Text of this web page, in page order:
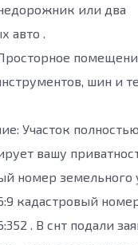
или два
авто .
шин и
Участок
вашу
номер земельного
кадастровый
. В снт подали